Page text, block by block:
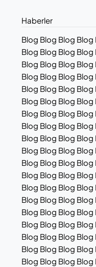
Haberler
Blog Blog Blog
Blog Blog Blog
Blog Blog Blog
Blog Blog Blog
Blog Blog Blog
Blog Blog Blog
Blog Blog Blog
Blog Blog Blog
Blog Blog Blog
Blog Blog Blog
Blog Blog Blog
Blog Blog Blog
Blog Blog Blog
Blog Blog Blog
Blog Blog Blog
Blog Blog Blog
Blog Blog Blog
Blog Blog Blog
Blog Blog Blog